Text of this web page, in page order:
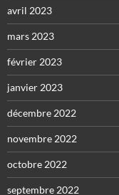
avril 2023
mars 2023
février 2023
janvier 2023
décembre 2022
novembre 2022
octobre 2022
septembre 2022